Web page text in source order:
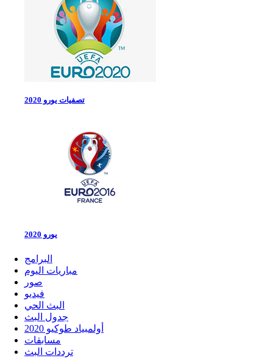
تصفيات يورو 2020
يورو 2020
البرامج
مباريات اليوم
صور
فيديو
البث الحي
جدول البث
أولمبياد طوكيو 2020
مسابقات
ترددات البث